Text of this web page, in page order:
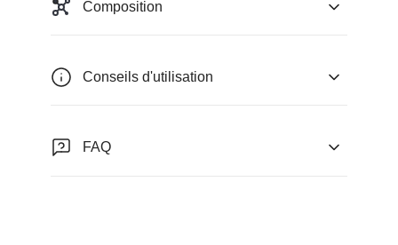
Composition
Conseils d'utilisation
FAQ